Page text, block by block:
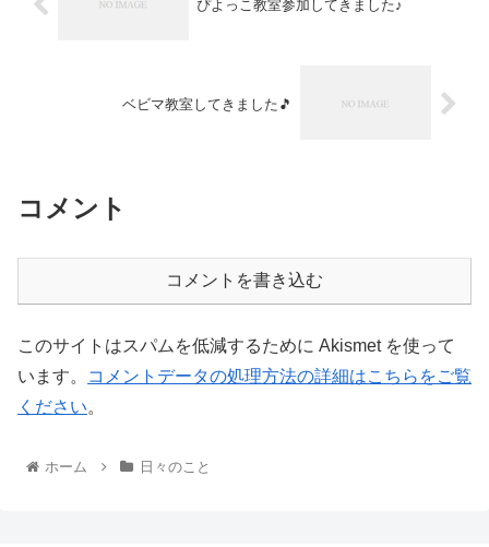
ぴよっこ教室参加してきました♪
ベビマ教室してきました🎵
コメント
コメントを書き込む
このサイトはスパムを低減するために Akismet を使って
います。
コメントデータの処理方法の詳細はこちらをご覧
ください。
ホーム 日々のこと